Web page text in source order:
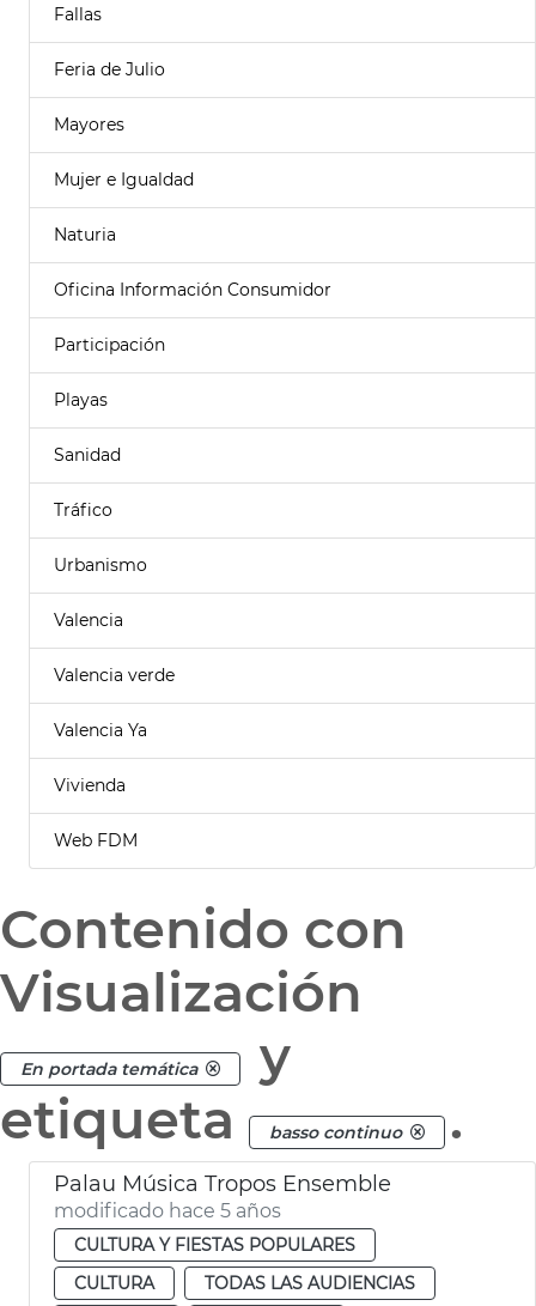
Fallas
Feria de Julio
Mayores
Mujer e Igualdad
Naturia
Oficina Información Consumidor
Participación
Playas
Sanidad
Tráfico
Urbanismo
Valencia
Valencia verde
Valencia Ya
Vivienda
Web FDM
Contenido con
Visualización
En portada temática
y
etiqueta
basso continuo .
Palau Música Tropos Ensemble
modificado hace 5 años
CULTURA Y FIESTAS POPULARES
CULTURA
TODAS LAS AUDIENCIAS